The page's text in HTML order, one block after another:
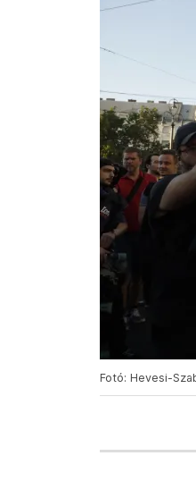
Fotó: Hevesi-